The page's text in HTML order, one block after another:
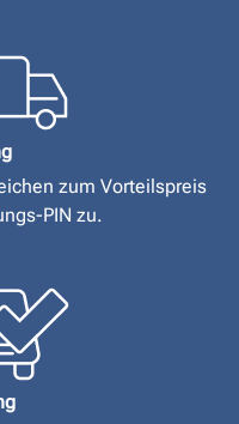
zum Vorteilspreis
PIN zu.